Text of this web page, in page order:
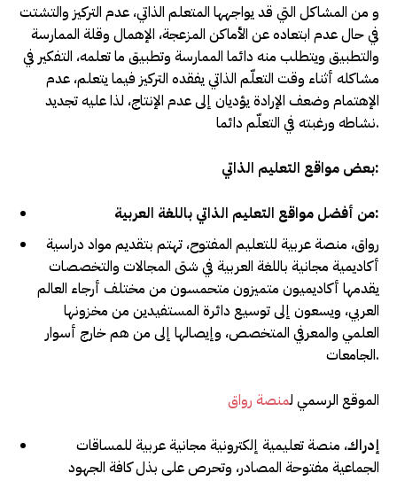
و من المشاكل التي قد يواجهها المتعلم الذاتي، عدم التركيز والتشتت
في حال عدم ابتعاده عن الأماكن المزعجة، الإهمال وقلة الممارسة
والتطبيق ويتطلب منه دائما الممارسة وتطبيق ما تعلمه، التفكير في
مشاكله أثناء وقت التعلّم الذاتي يفقده التركيز فيما يتعلم، عدم
الإهتمام وضعف الإرادة يؤديان إلى عدم الإنتاج، لذا عليه تجديد
نشاطه ورغبته في التعلّم دائما.
بعض مواقع التعليم الذاتي:
من أفضل مواقع التعليم الذاتي باللغة العربية:
رواق، منصة عربية للتعليم المفتوح، تهتم بتقديم مواد دراسية
أكاديمية مجانية باللغة العربية في شتى المجالات والتخصصات
يقدمها أكاديميون متميزون متحمسون من مختلف أرجاء العالم
العربي، ويسعون إلى توسيع دائرة المستفيدين من مخزونها
العلمي والمعرفي المتخصص، وإيصالها إلى من هم خارج أسوار
الجامعات.
الموقع الرسمي لمنصة رواق
إدراك، منصة تعليمية إلكترونية مجانية عربية للمساقات
الجماعية مفتوحة المصادر، وتحرص على بذل كافة الجهود